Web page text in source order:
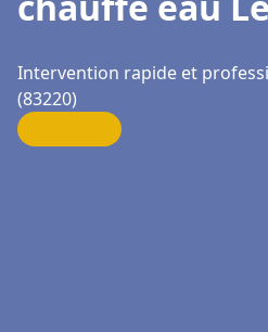
Intervention rapide et
(83220)